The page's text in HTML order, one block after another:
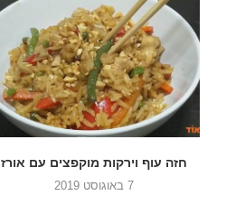
ספגטי עם חזה עוף וירקות מוקפצים
28 באוגוסט 2018